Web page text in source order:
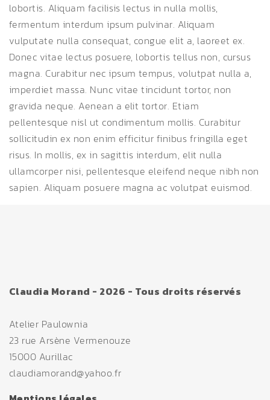
lobortis. Aliquam facilisis lectus in nulla mollis,
fermentum interdum ipsum pulvinar. Aliquam
vulputate nulla consequat, congue elit a, laoreet ex.
Donec vitae lectus posuere, lobortis tellus non, cursus
magna. Curabitur nec ipsum tempus, volutpat nulla a,
imperdiet massa. Nunc vitae tincidunt tortor, non
gravida neque. Aenean a elit tortor. Etiam
pellentesque nisl ut condimentum mollis. Curabitur
sollicitudin ex non enim efficitur finibus fringilla eget
risus. In mollis, ex in sagittis interdum, elit nulla
ullamcorper nisi, pellentesque eleifend neque nibh non
sapien. Aliquam posuere magna ac volutpat euismod.
Claudia Morand - 2026 - Tous droits réservés
Atelier Paulownia
23 rue Arsène Vermenouze
15000 Aurillac
claudiamorand@yahoo.fr